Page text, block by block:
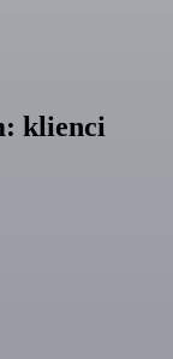
klienci